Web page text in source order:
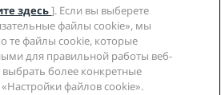
ПРЕДЛОЖЕНИЯ,
НАИБОЛЬШЕЙ
здесь]. Если вы выберете
файлы cookie», мы
те файлы cookie, которые
для правильной работы веб-
выбрать более конкретные
файлов cookie».